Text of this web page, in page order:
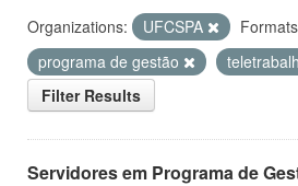
Organizations: UFCSPA
programa de gestão
Filter Results
Servidores em Programa de